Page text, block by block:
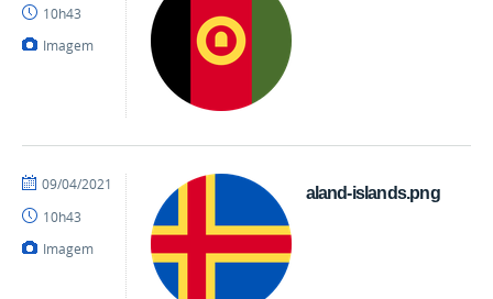
10h43
Imagem
aland-islands.png
por
publicado
09/04/2021
10h43
Imagem